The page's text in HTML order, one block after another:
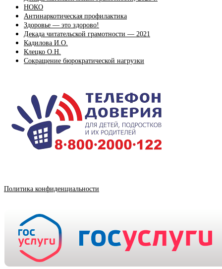
НОКО
Антинаркотическая профилактика
Здоровье — это здорово!
Декада читательской грамотности — 2021
Кадилова И.О.
Клецко О.Н.
Сокращение бюрократической нагрузки
Политика конфиденциальности